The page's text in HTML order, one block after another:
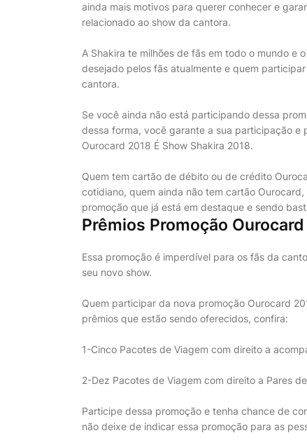
ainda mais motivos para querer conhecer e
relacionado ao show da cantora.
A Shakira te milhões de fãs em todo o mundo e
desejado pelos fãs atualmente e quem
cantora.
Se você ainda não está participando dessa
dessa forma, você garante a sua participação
Ourocard 2018 É Show Shakira 2018.
Quem tem cartão de débito ou de crédito
cotidiano, quem ainda não tem cartão
promoção que já está em destaque e sendo
Prêmios Promoção
Essa promoção é imperdível para os fãs da
seu novo show.
Quem participar da nova promoção Ourocard
prêmios que estão sendo oferecidos, confira:
1-Cinco Pacotes de Viagem com direito a
2-Dez Pacotes de Viagem com direito a Pares
Participe dessa promoção e tenha chance de
não deixe de indicar essa promoção para as